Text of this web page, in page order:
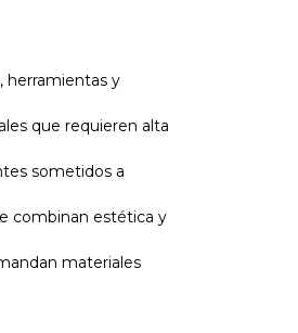
herramientas y
que requieren alta
sometidos a
combinan estética y
materiales